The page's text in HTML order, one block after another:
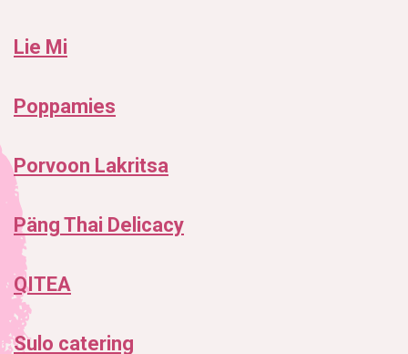
Lie Mi
Poppamies
Porvoon Lakritsa
Päng Thai Delicacy
QITEA
Sulo catering